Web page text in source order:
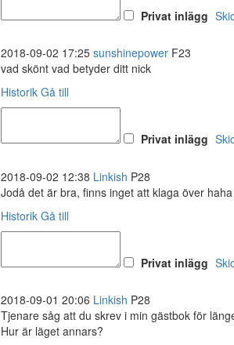
Privat inlägg
2018-09-02 17:25 sunshinepower F23
vad skönt vad betyder ditt nick
Historik Gå till
Privat inlägg
2018-09-02 12:38 Linkish P28
Jodå det är bra, finns inget att klaga över haha
Historik Gå till
Privat inlägg
2018-09-01 20:06 Linkish P28
Tjenare såg att du skrev i min gästbok för
Hur är läget annars?